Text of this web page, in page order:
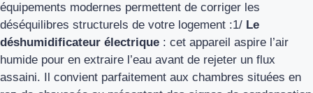
équipements modernes permettent de corriger les
déséquilibres structurels de votre logement :1/ Le
déshumidificateur électrique : cet appareil aspire l’air
humide pour en extraire l’eau avant de rejeter un flux
assaini. Il convient parfaitement aux chambres situées en